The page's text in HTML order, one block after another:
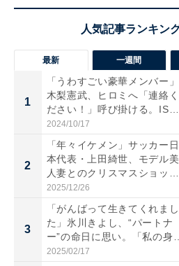
最新 一週間
1
「うわすごい豪華メンバー」
木梨憲武、ヒロミへ「連絡く
ださい！」呼び掛ける。IS
S...
2024/10/17
2
「年々イケメン」サッカー日
本代表・上田綺世、モデル美
人妻とのクリスマスショット
に...
2025/12/26
3
「がんばって生きてくれまし
た」氷川きよし、“パートナ
ー”の命日に思い。「私の身
体...
2025/02/17